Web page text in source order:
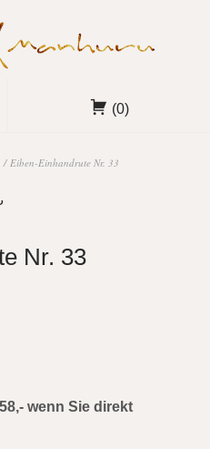
(0)
/ Eiben-Einhandrute Nr. 33
Nr. 33
wenn Sie direkt